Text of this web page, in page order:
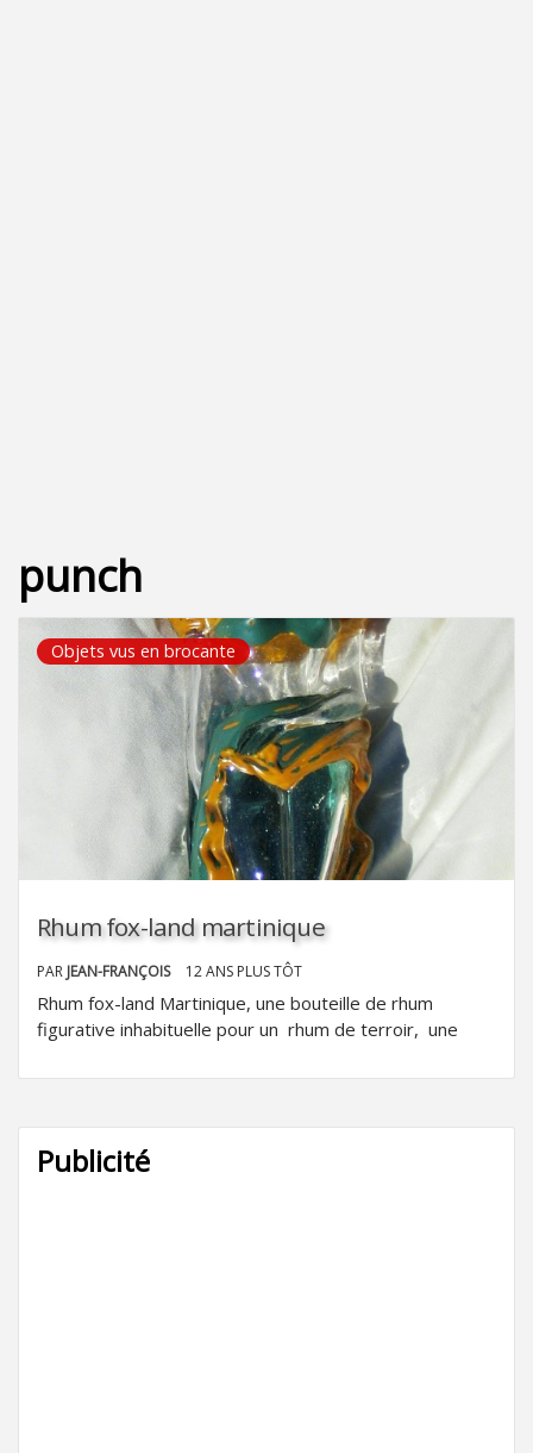
punch
Objets vus en brocante
Rhum fox-land martinique
PAR JEAN-FRANÇOIS 12 ANS PLUS TÔT
Rhum fox-land Martinique, une bouteille de rhum
figurative inhabituelle pour un rhum de terroir, une
Publicité